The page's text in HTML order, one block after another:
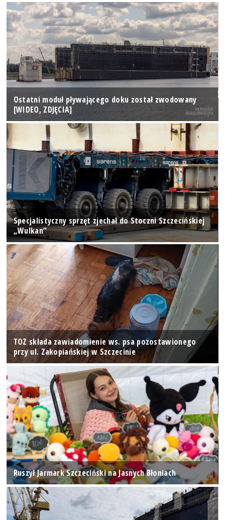
Ostatni moduł pływającego doku został zwodowany
[WIDEO, ZDJĘCIA]
Specjalistyczny sprzęt zjechał do Stoczni Szczecińskiej
„Wulkan”
TOZ składa zawiadomienie ws. psa pozostawionego
przy ul. Zakopiańskiej w Szczecinie
Ruszył Jarmark Szczeciński na Jasnych Błoniach